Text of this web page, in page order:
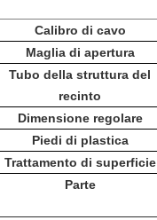
Calibro di cavo
Maglia di apertura
Tubo della struttura del
recinto
Dimensione regolare
Piedi di plastica
Trattamento di superficie
Parte